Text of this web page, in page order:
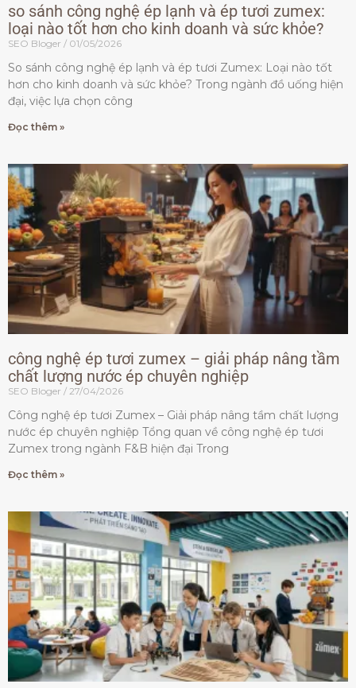
so sánh công nghệ ép lạnh và ép tươi zumex:
loại nào tốt hơn cho kinh doanh và sức khỏe?
SEO Bloger 01/05/2026
So sánh công nghệ ép lạnh và ép tươi Zumex: Loại nào tốt
hơn cho kinh doanh và sức khỏe? Trong ngành đồ uống hiện
đại, việc lựa chọn công
Đọc thêm »
công nghệ ép tươi zumex – giải pháp nâng tầm
chất lượng nước ép chuyên nghiệp
SEO Bloger 27/04/2026
Công nghệ ép tươi Zumex – Giải pháp nâng tầm chất lượng
nước ép chuyên nghiệp Tổng quan về công nghệ ép tươi
Zumex trong ngành F&B hiện đại Trong
Đọc thêm »